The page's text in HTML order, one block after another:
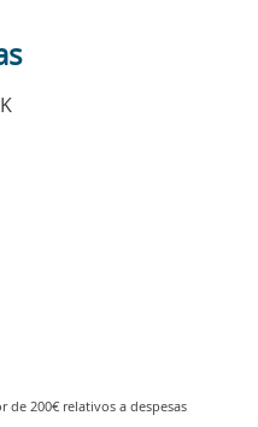
de 200€ relativos a despesas